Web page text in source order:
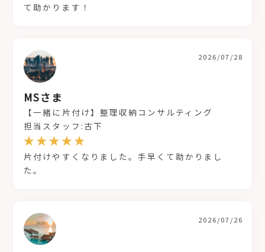
て助かります！
MSさま
2026/07/28
【一緒に片付け】整理収納コンサルティング
担当スタッフ:古下
片付けやすくなりました。手早くて助かりまし
た。
2026/07/26